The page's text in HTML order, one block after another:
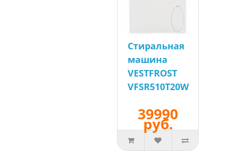
Стиральная
машина
VESTFROST
VFSR510T20W
39990
руб.